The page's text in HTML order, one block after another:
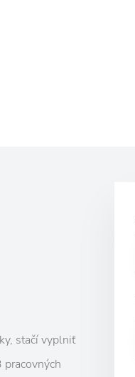
stačí vyplniť